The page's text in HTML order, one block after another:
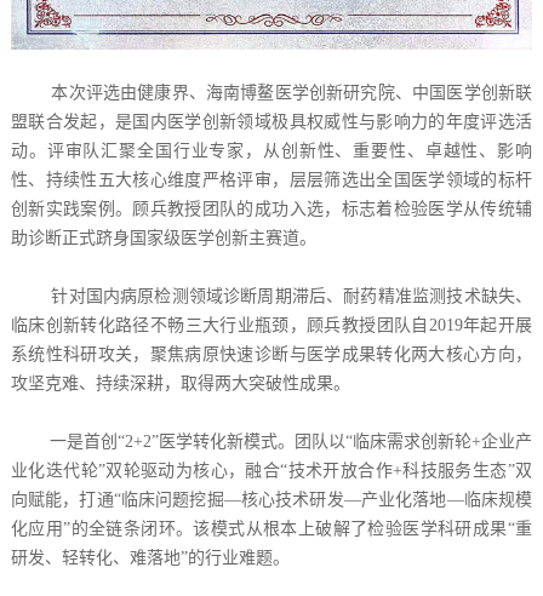
本次评选由健康界、海南博鳌医学创新研究院、中国医学创新联
盟联合发起，是国内医学创新领域极具权威性与影响力的年度评选活
动。评审队汇聚全国行业专家，从创新性、重要性、卓越性、影响
性、持续性五大核心维度严格评审，层层筛选出全国医学领域的标杆
创新实践案例。顾兵教授团队的成功入选，标志着检验医学从传统辅
助诊断正式跻身国家级医学创新主赛道。
针对国内病原检测领域诊断周期滞后、耐药精准监测技术缺失、
临床创新转化路径不畅三大行业瓶颈，顾兵教授团队自2019年起开展
系统性科研攻关，聚焦病原快速诊断与医学成果转化两大核心方向，
攻坚克难、持续深耕，取得两大突破性成果。
一是首创“2+2”医学转化新模式。团队以“临床需求创新轮+企业产
业化迭代轮”双轮驱动为核心，融合“技术开放合作+科技服务生态”双
向赋能，打通“临床问题挖掘—核心技术研发—产业化落地—临床规模
化应用”的全链条闭环。该模式从根本上破解了检验医学科研成果“重
研发、轻转化、难落地”的行业难题。